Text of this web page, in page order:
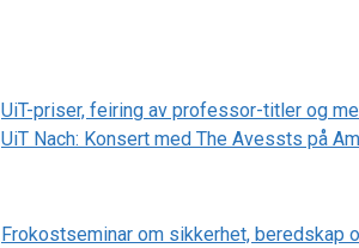
UiT-priser, feiring av professor-titler og
UiT Nach: Konsert med The Avessts på
Frokostseminar om sikkerhet, beredskap